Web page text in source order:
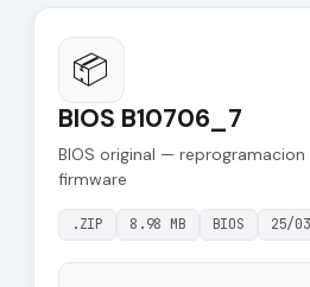
📦
BIOS B10706_7
BIOS original —
firmware
.ZIP 8.98 MB BIOS 25/